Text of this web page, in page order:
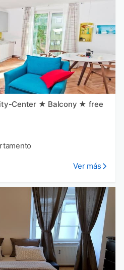
Center ★ Balcony ★ free
Ver más